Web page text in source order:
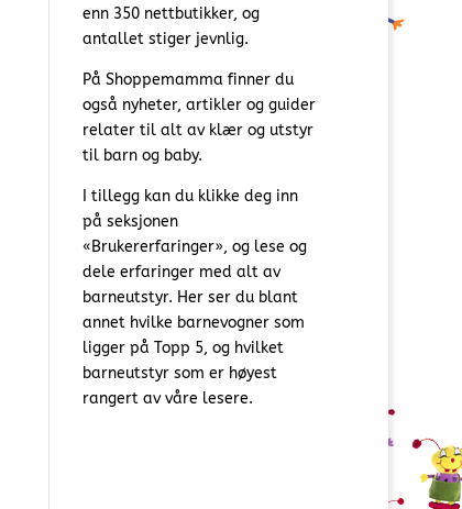
enn 350 nettbutikker, og
antallet stiger jevnlig.
På Shoppemamma finner du
også nyheter, artikler og guider
relater til alt av klær og utstyr
til barn og baby.
I tillegg kan du klikke deg inn
på seksjonen
«Brukererfaringer», og lese og
dele erfaringer med alt av
barneutstyr. Her ser du blant
annet hvilke barnevogner som
ligger på Topp 5, og hvilket
barneutstyr som er høyest
rangert av våre lesere.